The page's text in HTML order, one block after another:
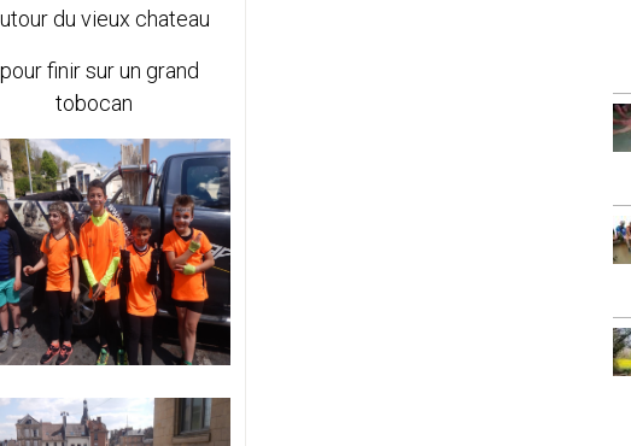
du vieux chateau
pour finir sur un grand
tobocan